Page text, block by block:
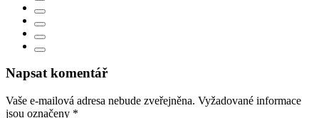
Napsat komentář
Vaše e-mailová adresa nebude zveřejněna. Vyžadované informace
jsou označeny *